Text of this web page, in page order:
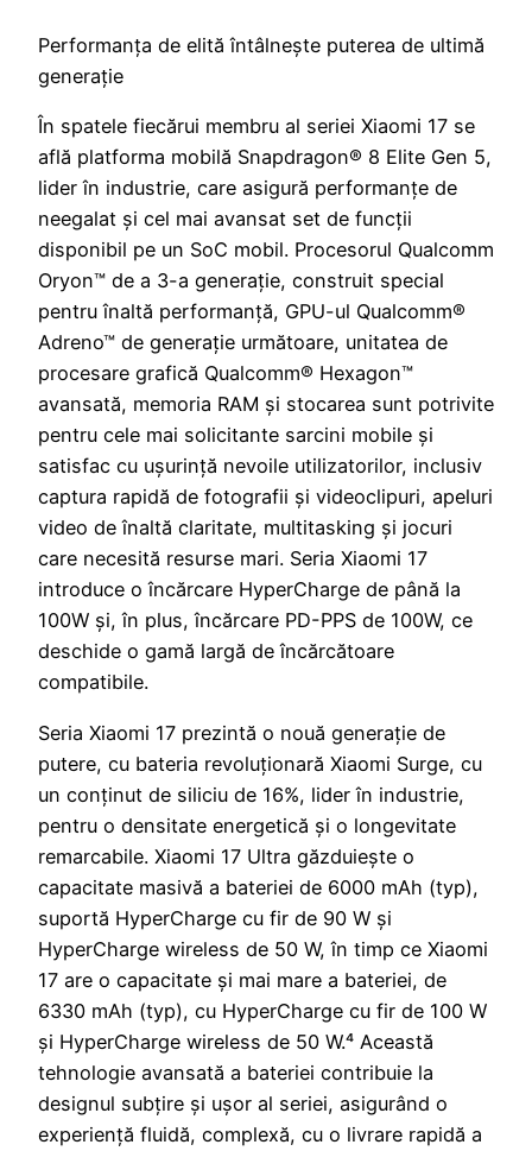
Performanța de elită întâlnește puterea de ultimă
generație
În spatele fiecărui membru al seriei Xiaomi 17 se
află platforma mobilă Snapdragon® 8 Elite Gen 5,
lider în industrie, care asigură performanțe de
neegalat și cel mai avansat set de funcții
disponibil pe un SoC mobil. Procesorul Qualcomm
Oryon™ de a 3-a generație, construit special
pentru înaltă performanță, GPU-ul Qualcomm®
Adreno™ de generație următoare, unitatea de
procesare grafică Qualcomm® Hexagon™
avansată, memoria RAM și stocarea sunt potrivite
pentru cele mai solicitante sarcini mobile și
satisfac cu ușurință nevoile utilizatorilor, inclusiv
captura rapidă de fotografii și videoclipuri, apeluri
video de înaltă claritate, multitasking și jocuri
care necesită resurse mari. Seria Xiaomi 17
introduce o încărcare HyperCharge de până la
100W și, în plus, încărcare PD-PPS de 100W, ce
deschide o gamă largă de încărcătoare
compatibile.
Seria Xiaomi 17 prezintă o nouă generație de
putere, cu bateria revoluționară Xiaomi Surge, cu
un conținut de siliciu de 16%, lider în industrie,
pentru o densitate energetică și o longevitate
remarcabile. Xiaomi 17 Ultra găzduiește o
capacitate masivă a bateriei de 6000 mAh (typ),
suportă HyperCharge cu fir de 90 W și
HyperCharge wireless de 50 W, în timp ce Xiaomi
17 are o capacitate și mai mare a bateriei, de
6330 mAh (typ), cu HyperCharge cu fir de 100 W
și HyperCharge wireless de 50 W.⁴ Această
tehnologie avansată a bateriei contribuie la
designul subțire și ușor al seriei, asigurând o
experiență fluidă, complexă, cu o livrare rapidă a